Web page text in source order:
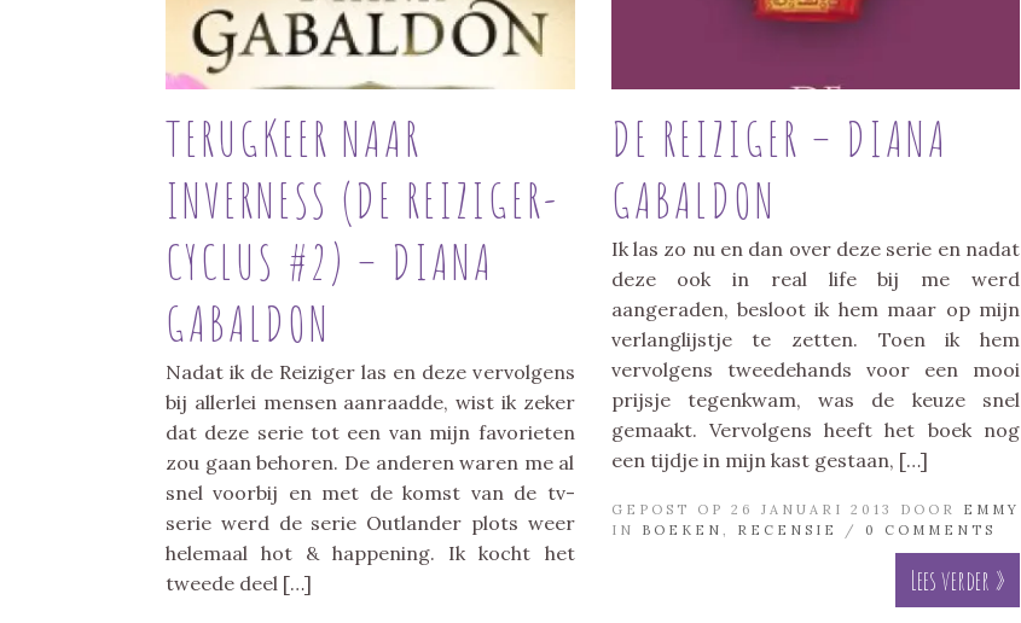
TERUGKEER NAAR
INVERNESS (DE REIZIGER-
CYCLUS #2) – DIANA
GABALDON
Nadat ik de Reiziger las en deze vervolgens
bij allerlei mensen aanraadde, wist ik zeker
dat deze serie tot een van mijn favorieten
zou gaan behoren. De anderen waren me al
snel voorbij en met de komst van de tv-
serie werd de serie Outlander plots weer
helemaal hot & happening. Ik kocht het
tweede deel […]
DE REIZIGER – DIANA
GABALDON
Ik las zo nu en dan over deze serie en nadat
deze ook in real life bij me werd
aangeraden, besloot ik hem maar op mijn
verlanglijstje te zetten. Toen ik hem
vervolgens tweedehands voor een mooi
prijsje tegenkwam, was de keuze snel
gemaakt. Vervolgens heeft het boek nog
een tijdje in mijn kast gestaan, […]
GEPOST OP 26 JANUARI 2013 DOOR
EMMY
IN
BOEKEN , RECENSIE / 0 COMMENTS
Lees verder »